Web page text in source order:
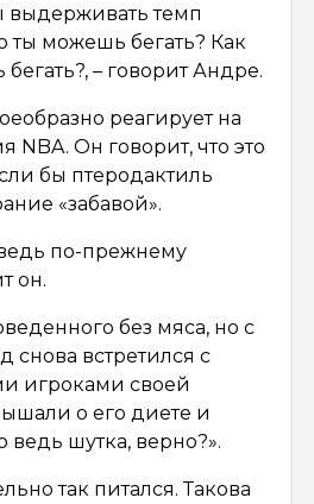
выдерживать темп
ты можешь бегать? Как
– говорит Андре.
реагирует на
NBA. Он говорит, что это
бы птеродактиль
«забавой».
по-прежнему
он.
без мяса, но с
встретился с
игроками своей
о его диете и
ведь шутка, верно?».
так питался. Такова